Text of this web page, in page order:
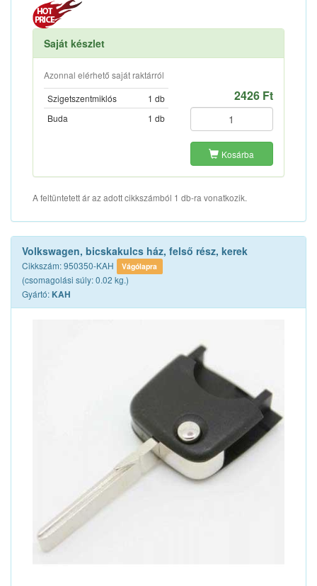
Saját készlet
Azonnal elérhető saját raktárról
Szigetszentmiklós
1 db
Buda
1 db
2426 Ft
Kosárba
A feltüntetett ár az adott cikkszámból 1 db-ra vonatkozik.
Volkswagen, bicskakulcs ház, felső rész, kerek
Cikkszám: 950350-KAH Vágólapra
(csomagolási súly: 0.02 kg.)
Gyártó: KAH